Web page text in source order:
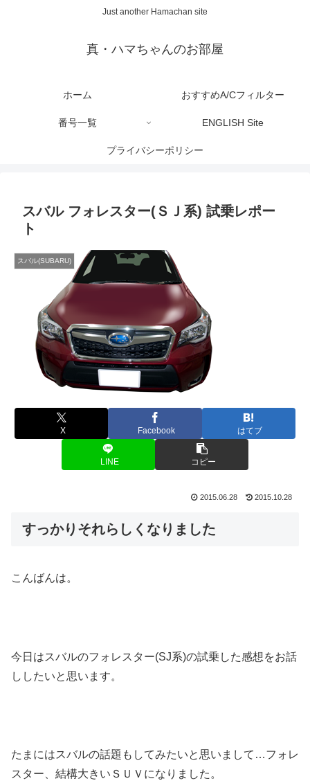
Just another Hamachan site
真・ハマちゃんのお部屋
ホーム おすすめA/Cフィルター
番号一覧 ENGLISH Site
プライバシーポリシー
スバル フォレスター(ＳＪ系) 試乗レポー
ト
スバル(SUBARU)
X Facebook はてブ
LINE コピー
2015.06.28 2015.10.28
すっかりそれらしくなりました
こんばんは。
今日はスバルのフォレスター(SJ系)の試乗した感想をお話
ししたいと思います。
たまにはスバルの話題もしてみたいと思いまして…フォレ
スター、結構大きいＳＵＶになりました。